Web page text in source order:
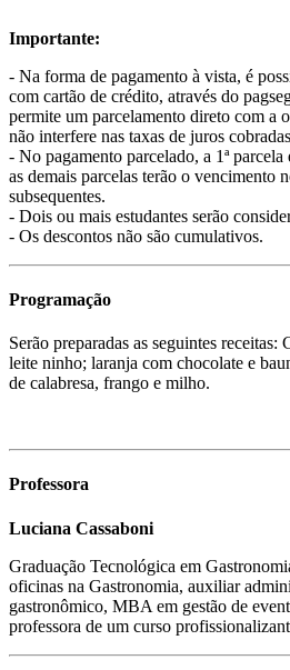
Importante:
- Na forma de pagamento à vista, é
com cartão de crédito, através do
permite um parcelamento direto com a
não interfere nas taxas de juros
- No pagamento parcelado, a 1ª
as demais parcelas terão o vencimento
subsequentes.
- Dois ou mais estudantes serão
- Os descontos não são cumulativos.
Programação
Serão preparadas as seguintes
leite ninho; laranja com chocolate e
de calabresa, frango e milho.
Professora
Luciana Cassaboni
Graduação Tecnológica em
oficinas na Gastronomia, auxiliar
gastronômico, MBA em gestão de
professora de um curso